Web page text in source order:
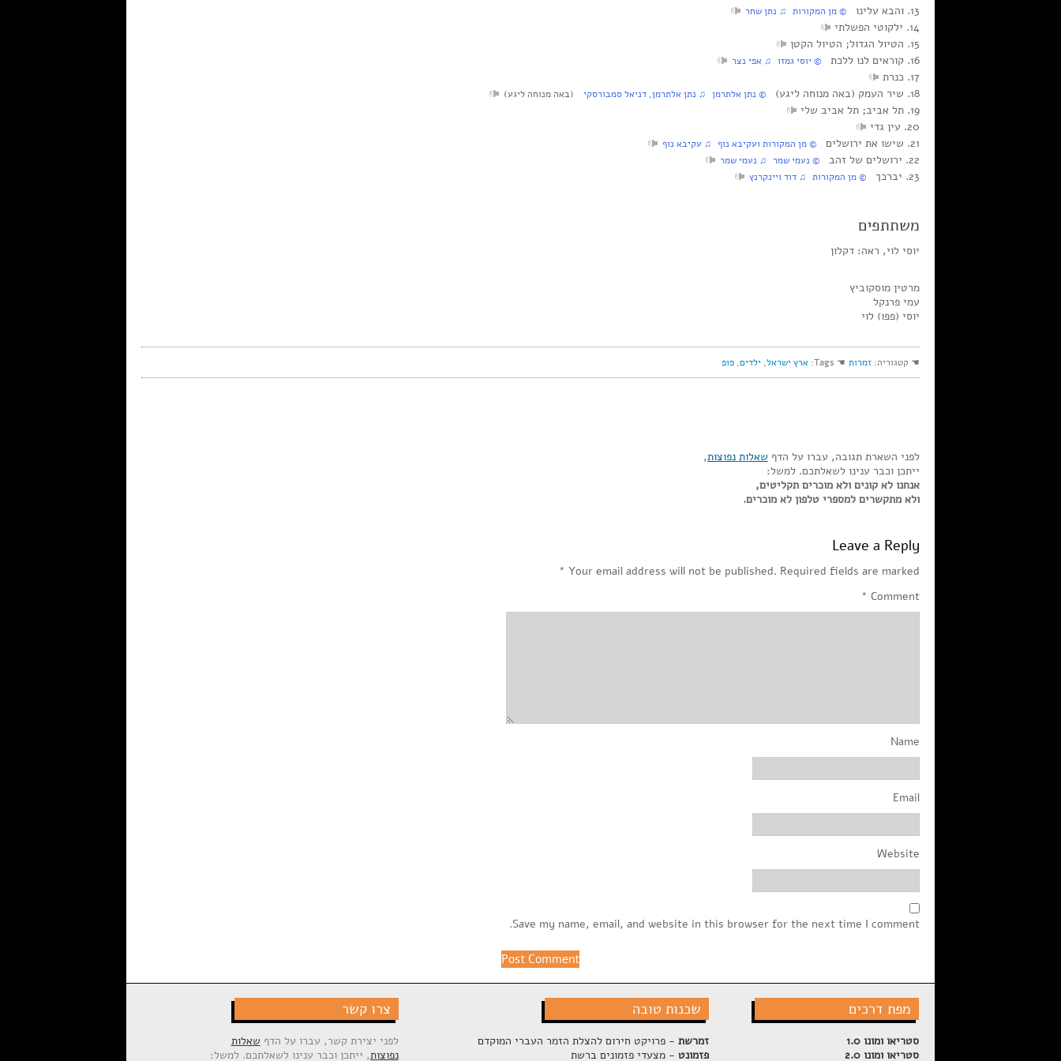
13. והבא עלינו
© מן המקורות ♫ נתן שחר
14. ילקוטי הפשלתי
15. הטיול הגדול; הטיול הקטן
16. קוראים לנו ללכת
© יוסי גמזו ♫ אפי נצר
17. כנרת
18. שיר העמק (באה מנוחה ליגע)
© נתן אלתרמן ♫ נתן אלתרמן, דניאל סמבורסקי (באה מנוחה ליגע)
19. תל אביב; תל אביב שלי
20. עין גדי
21. שישו את ירושלים
© מן המקורות ועקיבא נוף ♫ עקיבא נוף
22. ירושלים של זהב © נעמי שמר ♫ נעמי שמר
23. יברכך © מן המקורות ♫ דוד ויינקרנץ
משתתפים
יוסי לוי, ראה: דקלון
מרטין מוסקוביץ
עמי פרנקל
יוסי (פפו) לוי
☚ קטגוריה: זמרות ☚ Tags: ארץ ישראל, ילדים, פופ
לפני השארת תגובה, עברו על הדף שאלות נפוצות,
ייתכן וכבר ענינו לשאלתכם. למשל:
אנחנו לא קונים ולא מוכרים תקליטים,
ולא מתקשרים למספרי טלפון לא מוכרים.
Leave a Reply
Your email address will not be published. Required fields are marked
*
Comment
*
Name
Email
Website
Save my name, email, and website in this browser for the next time I comment.
צרו קשר
לפני יצירת קשר, עברו על הדף שאלות
נפוצות, ייתכן וכבר ענינו לשאלתכם. למשל:
מפת דרכים
סטריאו ומונו 1.0
סטריאו ומונו 2.0
שכנות טובה
זמרשת- פרויקט חירום להצלת הזמר העברי המוקדם
פזמונט - מצעדי פזמונים ברשת